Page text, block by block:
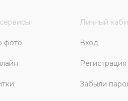
фото
Личный
Вход
Регистрация
Забыли